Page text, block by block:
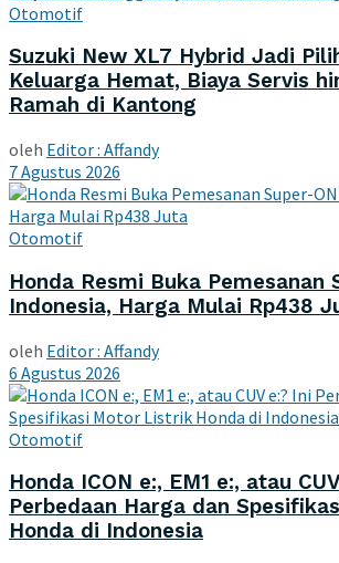
Otomotif
Suzuki New XL7 Hybrid Jadi
Keluarga Hemat, Biaya Servis
Ramah di Kantong
oleh Editor : Affandy
7 Agustus 2026
Otomotif
Honda Resmi Buka Pemesanan
Indonesia, Harga Mulai Rp438
oleh Editor : Affandy
6 Agustus 2026
Otomotif
Honda ICON e:, EM1 e:, atau
Perbedaan Harga dan
Honda di Indonesia